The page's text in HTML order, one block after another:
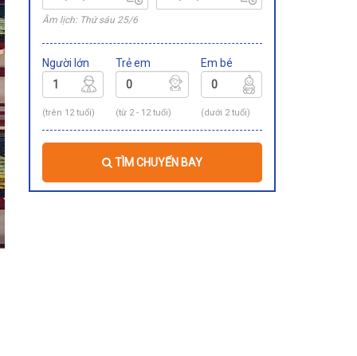
Âm lịch: Thứ sáu 25/6
Người lớn
(trên 12 tuổi)
Trẻ em
(từ 2 - 12 tuổi)
Em bé
(dưới 2 tuổi)
TÌM CHUYẾN BAY